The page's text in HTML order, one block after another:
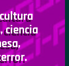
ciencia